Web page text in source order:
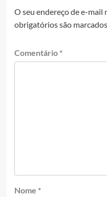
O seu endereço de e-mail
obrigatórios são
Comentário *
Nome *